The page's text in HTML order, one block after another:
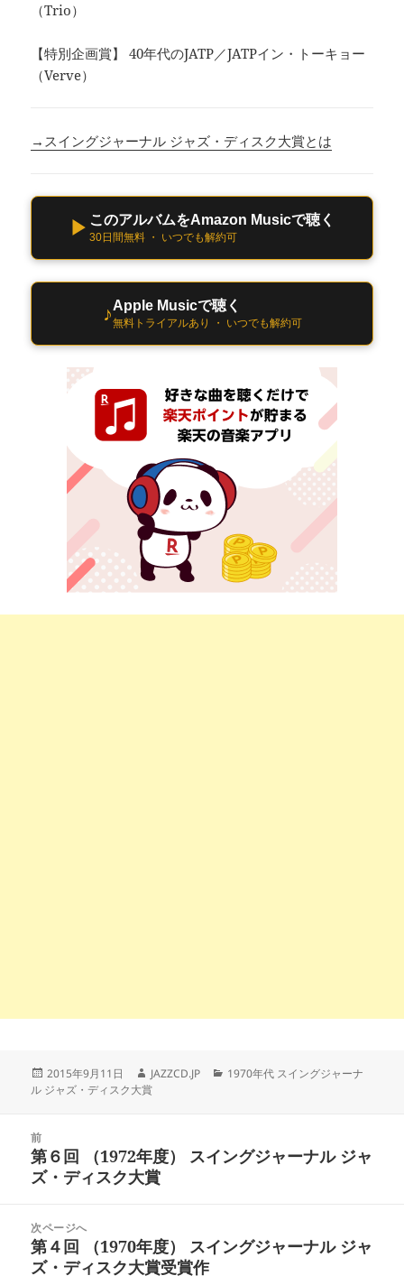
（Trio）
【特別企画賞】 40年代のJATP／JATPイン・トーキョー
（Verve）
→スイングジャーナル ジャズ・ディスク大賞とは
▶ このアルバムをAmazon Musicで聴く
30日間無料 ・ いつでも解約可
♪Apple Musicで聴く
無料トライアルあり ・ いつでも解約可
投
稿
2015年9月11日
作
成
JAZZCD.JP
カ
1970年代 スイングジャーナ
ル ジャズ・ディスク大賞
前
前
の
稿:
第６回 （1972年度） スイングジャーナル ジャ
ズ・ディスク大賞
次ページへ
次
の
第４回 （1970年度） スイングジャーナル ジャ
ズ・ディスク大賞受賞作